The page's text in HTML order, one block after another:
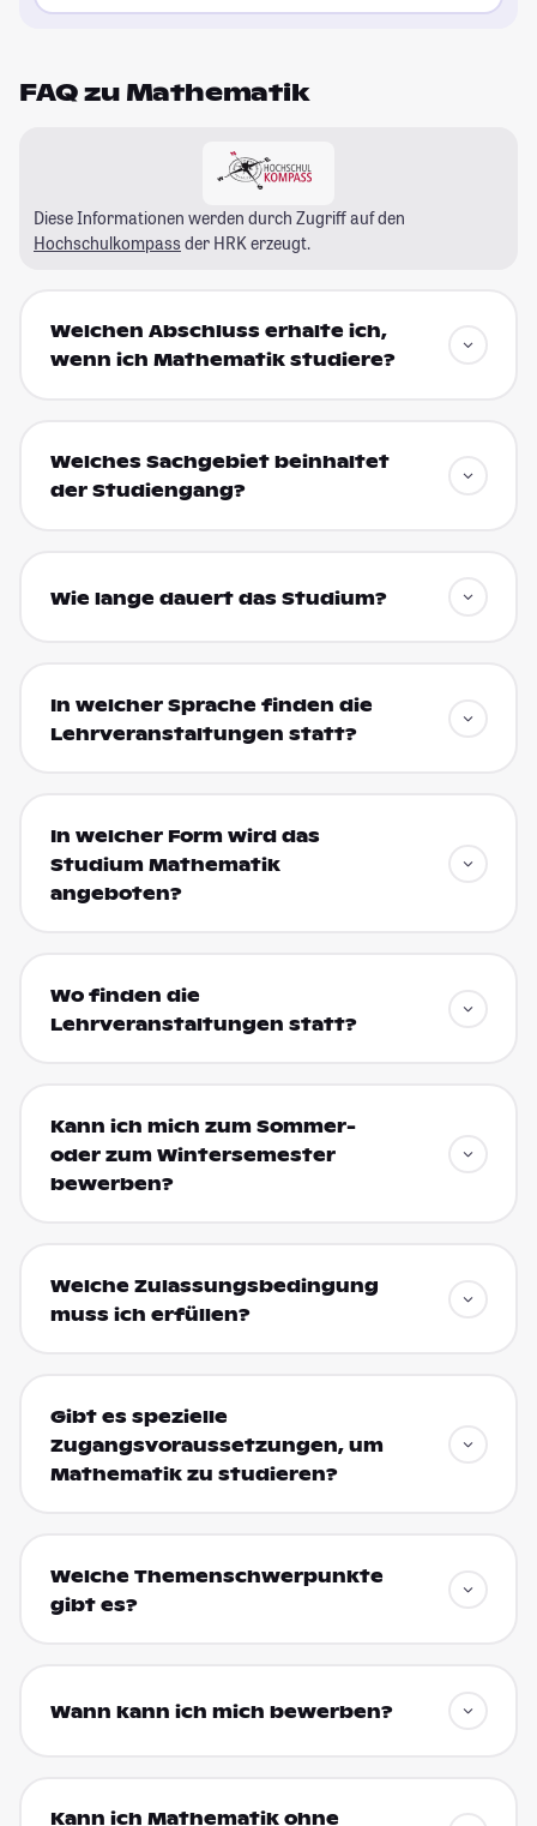
FAQ zu Mathematik
Diese Informationen werden durch Zugriff auf den
Hochschulkompass der HRK erzeugt.
Welchen Abschluss erhalte ich,
wenn ich Mathematik studiere?
Welches Sachgebiet beinhaltet
der Studiengang?
Wie lange dauert das Studium?
In welcher Sprache finden die
Lehrveranstaltungen statt?
In welcher Form wird das
Studium Mathematik
angeboten?
Wo finden die
Lehrveranstaltungen statt?
Kann ich mich zum Sommer-
oder zum Wintersemester
bewerben?
Welche Zulassungsbedingung
muss ich erfüllen?
Gibt es spezielle
Zugangsvoraussetzungen, um
Mathematik zu studieren?
Welche Themenschwerpunkte
gibt es?
Wann kann ich mich bewerben?
Kann ich Mathematik ohne